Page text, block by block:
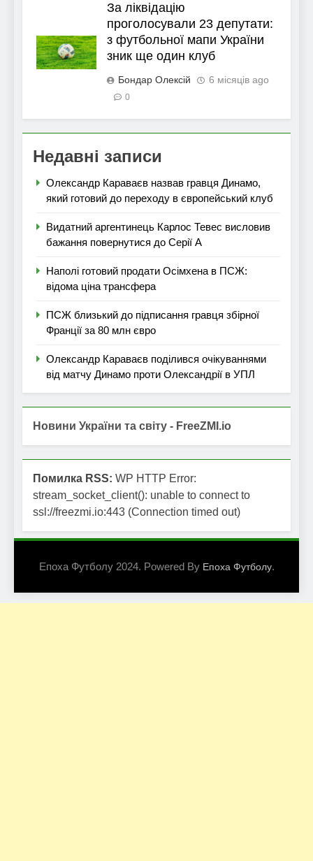
За ліквідацію
проголосували 23 депутати:
з футбольної мапи України
зник ще один клуб
Бондар Олексій 6 місяців ago
0
Недавні записи
Олександр Караваєв назвав гравця Динамо,
який готовий до переходу в європейський клуб
Видатний аргентинець Карлос Тевес висловив
бажання повернутися до Серії А
Наполі готовий продати Осімхена в ПСЖ:
відома ціна трансфера
ПСЖ близький до підписання гравця збірної
Франції за 80 млн євро
Олександр Караваєв поділився очікуваннями
від матчу Динамо проти Олександрії в УПЛ
Новини України та світу - FreeZMI.io
Помилка RSS: WP HTTP Error:
stream_socket_client(): unable to connect to
ssl://freezmi.io:443 (Connection timed out)
Епоха Футболу 2024. Powered By Епоха Футболу.